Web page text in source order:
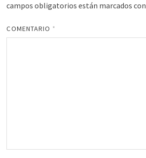
campos obligatorios están marcados con
COMENTARIO *